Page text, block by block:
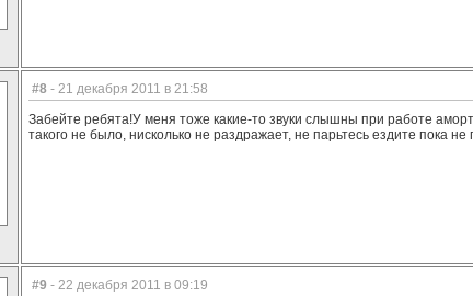
#8 - 21 декабря 2011 в 21:58
Забейте ребята!У меня тоже какие-то звуки слышны при работе
такого не было, нисколько не раздражает, не парьтесь ездите пока
#9 - 22 декабря 2011 в 09:19